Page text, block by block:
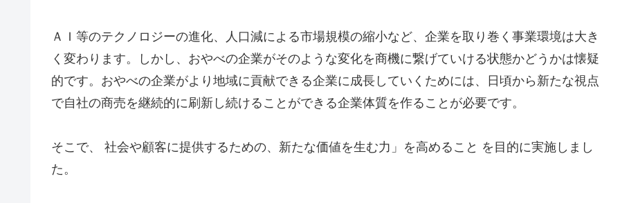
ＡＩ等のテクノロジーの進化、人口減による市場規模の縮小など、企業を取り巻く事業環境は大き
く変わります。しかし、おやべの企業がそのような変化を商機に繋げていける状態かどうかは懐疑
的です。おやべの企業がより地域に貢献できる企業に成長していくためには、日頃から新たな視点
で自社の商売を継続的に刷新し続けることができる企業体質を作ることが必要です。
そこで、 社会や顧客に提供するための、新たな価値を生む力」を高めること を目的に実施しまし
た。